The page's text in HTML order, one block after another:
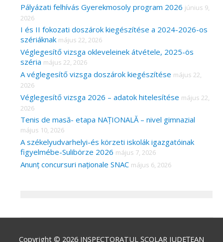
Pályázati felhívás Gyerekmosoly program 2026 június 9,
2026
I és II fokozati doszárok kiegészítése a 2024-2026-os
szériáknak május 22, 2026
Véglegesítő vizsga okleveleinek átvétele, 2025-ös
széria május 22, 2026
A véglegesítő vizsga doszárok kiegészítése május 22,
2026
Véglegesítő vizsga 2026 – adatok hitelesítése május 22,
2026
Tenis de masă- etapa NAȚIONALĂ – nivel gimnazial
május 10, 2026
A székelyudvarhelyi-és körzeti iskolák igazgatóinak
figyelmébe-Sulibörze 2026 május 7, 2026
Anunț concursuri naționale SNAC május 6, 2026
Copyright © 2026 INSPECTORATUL ȘCOLAR JUDEȚEAN